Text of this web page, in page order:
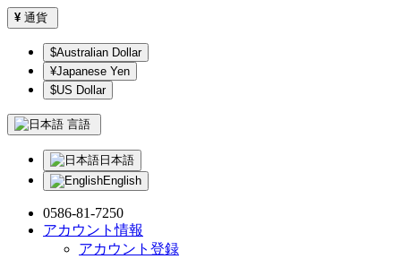
¥ 通貨
$Australian Dollar
¥Japanese Yen
$US Dollar
言語
日本語
English
0586-81-7250
アカウント情報
アカウント登録